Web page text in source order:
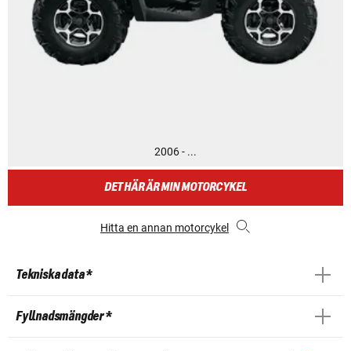
2006 - ...
DET HÄR ÄR MIN MOTORCYKEL
Hitta en annan motorcykel
Tekniska data *
Fyllnadsmängder *